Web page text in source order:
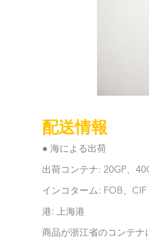
配送情報
● 海による出荷
出荷コンテナ: 20GP、
インコターム: FOB、CIF
港: 上海港
商品が浙江省のコンテ